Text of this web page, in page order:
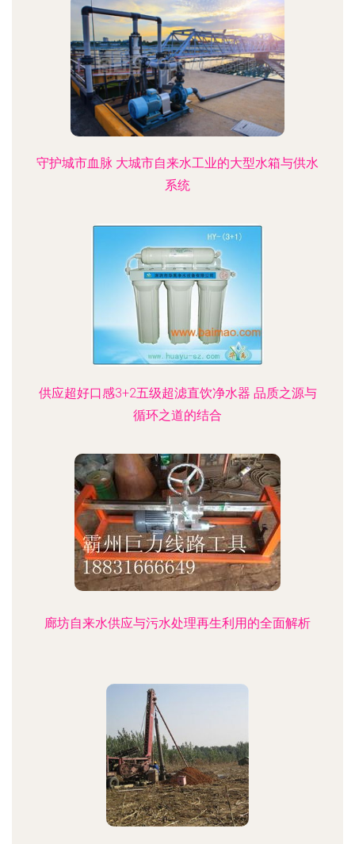
守护城市血脉 大城市自来水工业的大型水箱与供水
系统
供应超好口感3+2五级超滤直饮净水器 品质之源与
循环之道的结合
廊坊自来水供应与污水处理再生利用的全面解析